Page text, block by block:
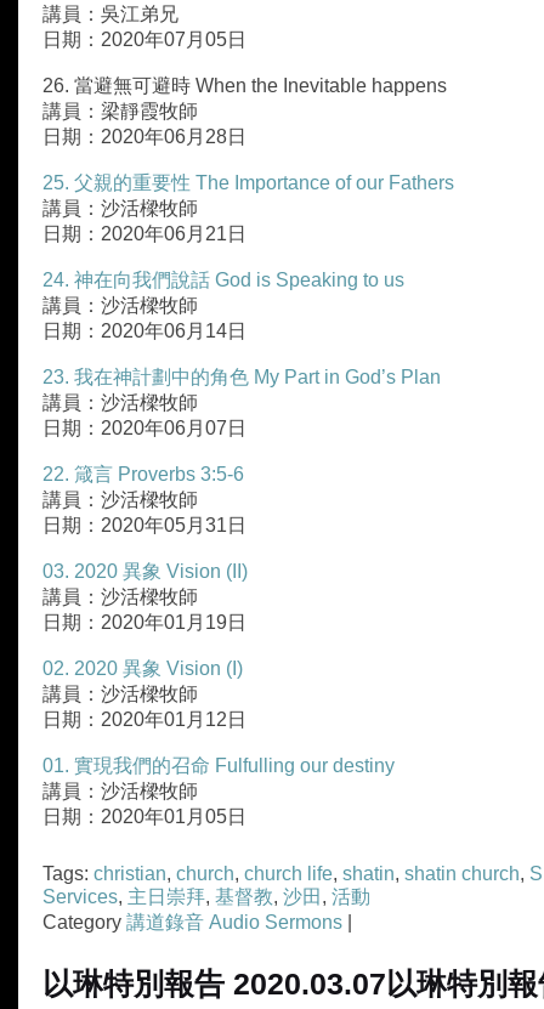
講員：吳江弟兄
日期：2020年07月05日
26. 當避無可避時 When the Inevitable happens
講員：梁靜霞牧師
日期：2020年06月28日
25. 父親的重要性 The Importance of our Fathers
講員：沙活樑牧師
日期：2020年06月21日
24. 神在向我們說話 God is Speaking to us
講員：沙活樑牧師
日期：2020年06月14日
23. 我在神計劃中的角色 My Part in God’s Plan
講員：沙活樑牧師
日期：2020年06月07日
22. 箴言 Proverbs 3:5-6
講員：沙活樑牧師
日期：2020年05月31日
03. 2020 異象 Vision (II)
講員：沙活樑牧師
日期：2020年01月19日
02. 2020 異象 Vision (I)
講員：沙活樑牧師
日期：2020年01月12日
01. 實現我們的召命 Fulfulling our destiny
講員：沙活樑牧師
日期：2020年01月05日
Tags: christian, church, church life, shatin, shatin church,
Services, 主日崇拜, 基督教, 沙田 , 活動
Category 講道錄音 Audio Sermons
以琳特別報告 2020.03.07以琳特別